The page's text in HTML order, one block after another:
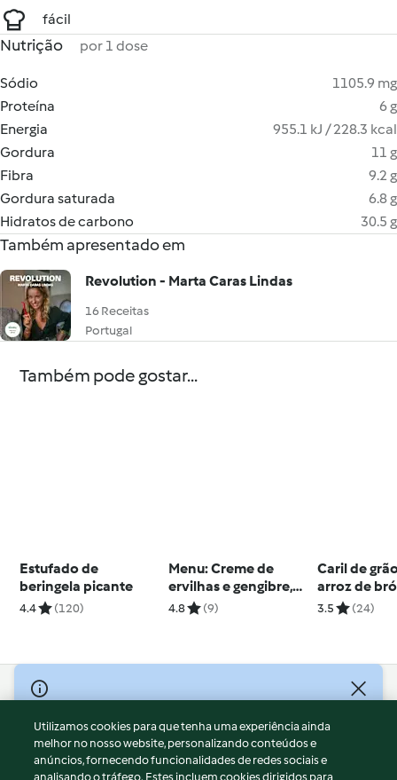
fácil
Nutrição por 1 dose
Sódio
1105.9 mg
Proteína
6 g
Energia
955.1 kJ / 228.3 kcal
Gordura
11 g
Fibra
9.2 g
Gordura saturada
6.8 g
Hidratos de carbono
30.5 g
Também apresentado em
Revolution - Marta Caras Lindas
16 Receitas
Portugal
Também pode gostar...
Estufado de
beringela picante
4.4 (120)
Menu: Creme de
ervilhas e gengibre,
salmão com limão e
4.8 (9)
Caril de
arroz de
3.5 (24)
© Copyright 2026
Termos de Utilização
Aviso sobre Proteção de Dados
Aviso
Utilizamos cookies para que tenha uma experiência ainda
melhor no nosso website, personalizando conteúdos e
anúncios, fornecendo funcionalidades de redes sociais e
analisando o tráfego. Estes incluem cookies dirigidos para